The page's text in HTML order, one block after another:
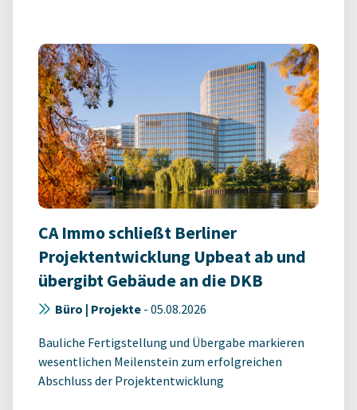
CA Immo schließt Berliner
Projektentwicklung Upbeat ab und
übergibt Gebäude an die DKB
Büro | Projekte - 05.08.2026
Bauliche Fertigstellung und Übergabe markieren
wesentlichen Meilenstein zum erfolgreichen
Abschluss der Projektentwicklung